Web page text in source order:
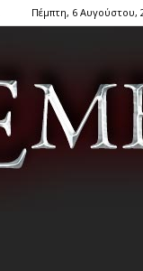
Πέμπτη, 6 Αυγούστου,